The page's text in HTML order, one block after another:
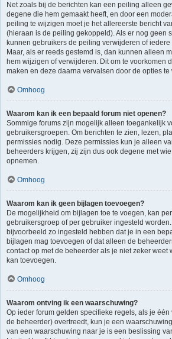
Net zoals bij de berichten kan een peiling alleen
degene die hem gemaakt heeft, en door een
peiling te wijzigen moet je het allereerste bericht
(hieraan is de peiling gekoppeld). Als er nog geen
kunnen gebruikers de peiling verwijderen of
Maar, als er reeds gestemd is, dan kunnen alleen
hem wijzigen of verwijderen. Dit om te voorkomen
maken en deze daarna vervalsen door de opties te
Omhoog
Waarom kan ik een bepaald forum niet openen?
Sommige forums zijn mogelijk alleen toegankelijk
gebruikersgroepen. Om berichten te zien, lezen,
permissies nodig. Deze permissies kun je alleen
beheerders krijgen, zij zijn dus ook degene met
opnemen.
Omhoog
Waarom kan ik geen bijlagen toevoegen?
De mogelijkheid om bijlagen toe te voegen, kan
gebruikersgroep of per gebruiker ingesteld
bijvoorbeeld zo ingesteld hebben dat je in een
bijlagen mag toevoegen of dat alleen de
contact op met de beheerder als je niet zeker weet
kan toevoegen.
Omhoog
Waarom ontving ik een waarschuwing?
Op ieder forum gelden specifieke regels, als je
de beheerder) overtreedt, kun je een
van een waarschuwing naar je is een beslissing